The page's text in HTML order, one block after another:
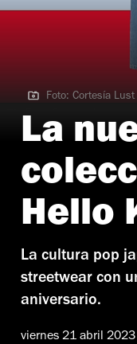
Foto: Cortesía Lust
Foto: Cortesía Lust
La
Hello
La cultura pop
streetwear con
aniversario.
viernes 21 abril 2023